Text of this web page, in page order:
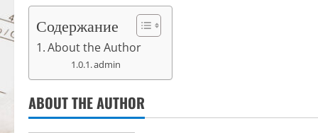
Содержание
About the Author
admin
ABOUT THE AUTHOR